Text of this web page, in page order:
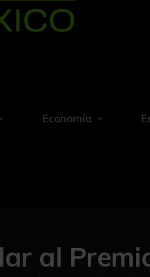
Economía
al